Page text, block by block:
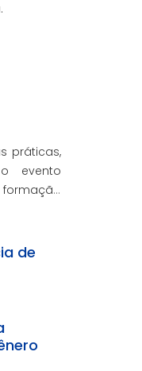
práticas,
evento
de